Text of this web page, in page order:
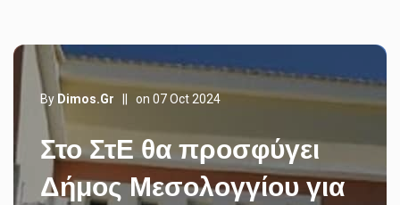
By Dimos.gr on 07 Oct 2024
Στο ΣτΕ θα προσφύγει
Δήμος Μεσολογγίου για